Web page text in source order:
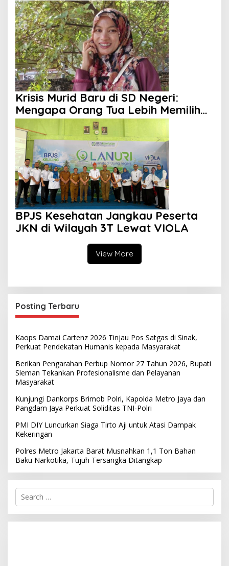
Krisis Murid Baru di SD Negeri:
Mengapa Orang Tua Lebih Memilih
Sekolah Swasta?
BPJS Kesehatan Jangkau Peserta
JKN di Wilayah 3T Lewat VIOLA
View More
Posting Terbaru
Kaops Damai Cartenz 2026 Tinjau Pos Satgas di Sinak,
Perkuat Pendekatan Humanis kepada Masyarakat
Berikan Pengarahan Perbup Nomor 27 Tahun 2026, Bupati
Sleman Tekankan Profesionalisme dan Pelayanan
Masyarakat
Kunjungi Dankorps Brimob Polri, Kapolda Metro Jaya dan
Pangdam Jaya Perkuat Soliditas TNI-Polri
PMI DIY Luncurkan Siaga Tirto Aji untuk Atasi Dampak
Kekeringan
Polres Metro Jakarta Barat Musnahkan 1,1 Ton Bahan
Baku Narkotika, Tujuh Tersangka Ditangkap
S
r